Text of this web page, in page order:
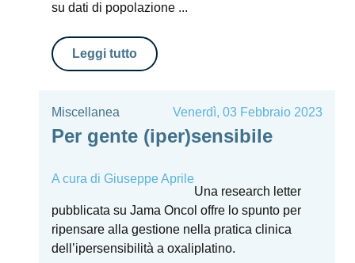
su dati di popolazione ...
Leggi tutto
Miscellanea Venerdì, 03 Febbraio 2023
Per gente (iper)sensibile
A cura di Giuseppe Aprile
Una research letter
pubblicata su Jama Oncol offre lo spunto per
ripensare alla gestione nella pratica clinica
dell’ipersensibilità a oxaliplatino.